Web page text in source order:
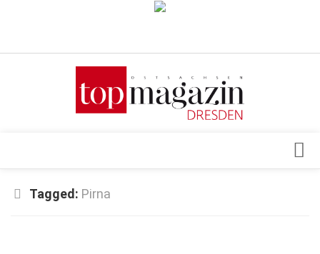
Verkaufsstellen
Top Gesundheitsforum Dresden / Ostsachsen
Tagged: Pirna